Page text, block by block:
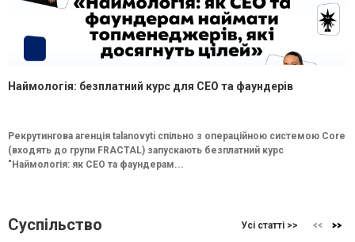
Наймологія: безплатний курс для CEO та фаундерів
Рекрутингова агенція talanovyti спільно з операційною системою Core
(входять до групи FRACTAL) запускають безплатний курс
"Наймологія: як СEO та фаундерам...
Суспільство Усі статті >>